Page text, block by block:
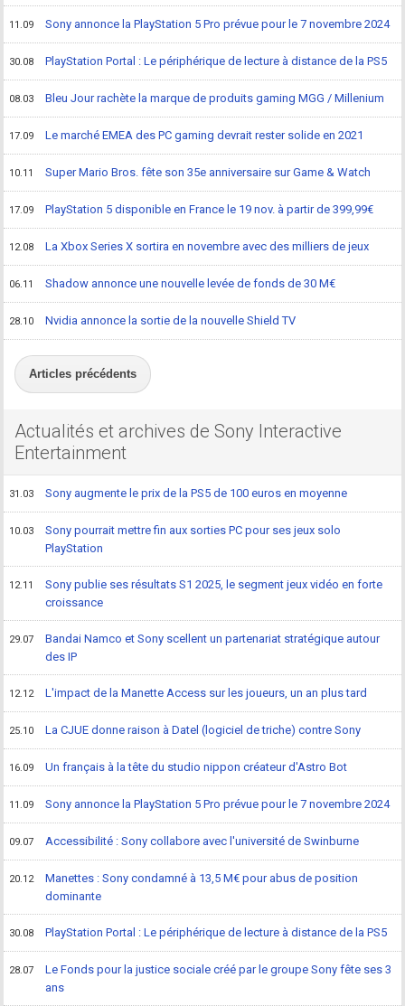
11.09 Sony annonce la PlayStation 5 Pro prévue pour le 7 novembre 2024
30.08 PlayStation Portal : Le périphérique de lecture à distance de la PS5
08.03 Bleu Jour rachète la marque de produits gaming MGG / Millenium
17.09 Le marché EMEA des PC gaming devrait rester solide en 2021
10.11 Super Mario Bros. fête son 35e anniversaire sur Game & Watch
17.09 PlayStation 5 disponible en France le 19 nov. à partir de 399,99€
12.08 La Xbox Series X sortira en novembre avec des milliers de jeux
06.11 Shadow annonce une nouvelle levée de fonds de 30 M€
28.10 Nvidia annonce la sortie de la nouvelle Shield TV
Articles précédents
Actualités et archives de Sony Interactive
Entertainment
31.03 Sony augmente le prix de la PS5 de 100 euros en moyenne
10.03
Sony pourrait mettre fin aux sorties PC pour ses jeux solo
PlayStation
12.11
Sony publie ses résultats S1 2025, le segment jeux vidéo en forte
croissance
29.07
Bandai Namco et Sony scellent un partenariat stratégique autour
des IP
12.12 L'impact de la Manette Access sur les joueurs, un an plus tard
25.10 La CJUE donne raison à Datel (logiciel de triche) contre Sony
16.09 Un français à la tête du studio nippon créateur d'Astro Bot
11.09 Sony annonce la PlayStation 5 Pro prévue pour le 7 novembre 2024
09.07 Accessibilité : Sony collabore avec l'université de Swinburne
20.12
Manettes : Sony condamné à 13,5 M€ pour abus de position
dominante
30.08 PlayStation Portal : Le périphérique de lecture à distance de la PS5
28.07
Le Fonds pour la justice sociale créé par le groupe Sony fête ses 3
ans